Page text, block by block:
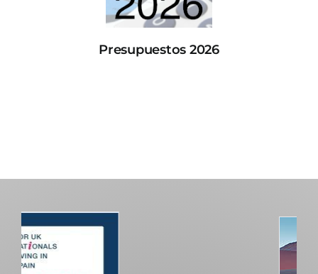
Presupuestos 2026